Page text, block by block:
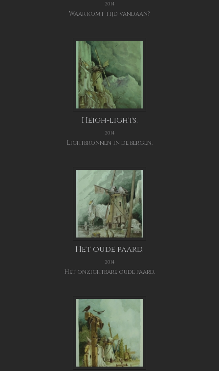
2014
Waar komt tijd vandaan?
Heigh-lights.
2014
Lichtbronnen in de bergen.
Het oude paard.
2014
Het onzichtbare oude paard.